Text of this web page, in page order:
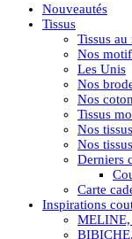
Nouveautés
Tissus
Tissus au
Nos
Les Unis
Nos
Nos
Tissus
Nos
Nos
Derniers
Carte
Inspirations
MELINE,